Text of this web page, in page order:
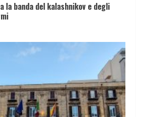
la banda del kalashnikov e degli